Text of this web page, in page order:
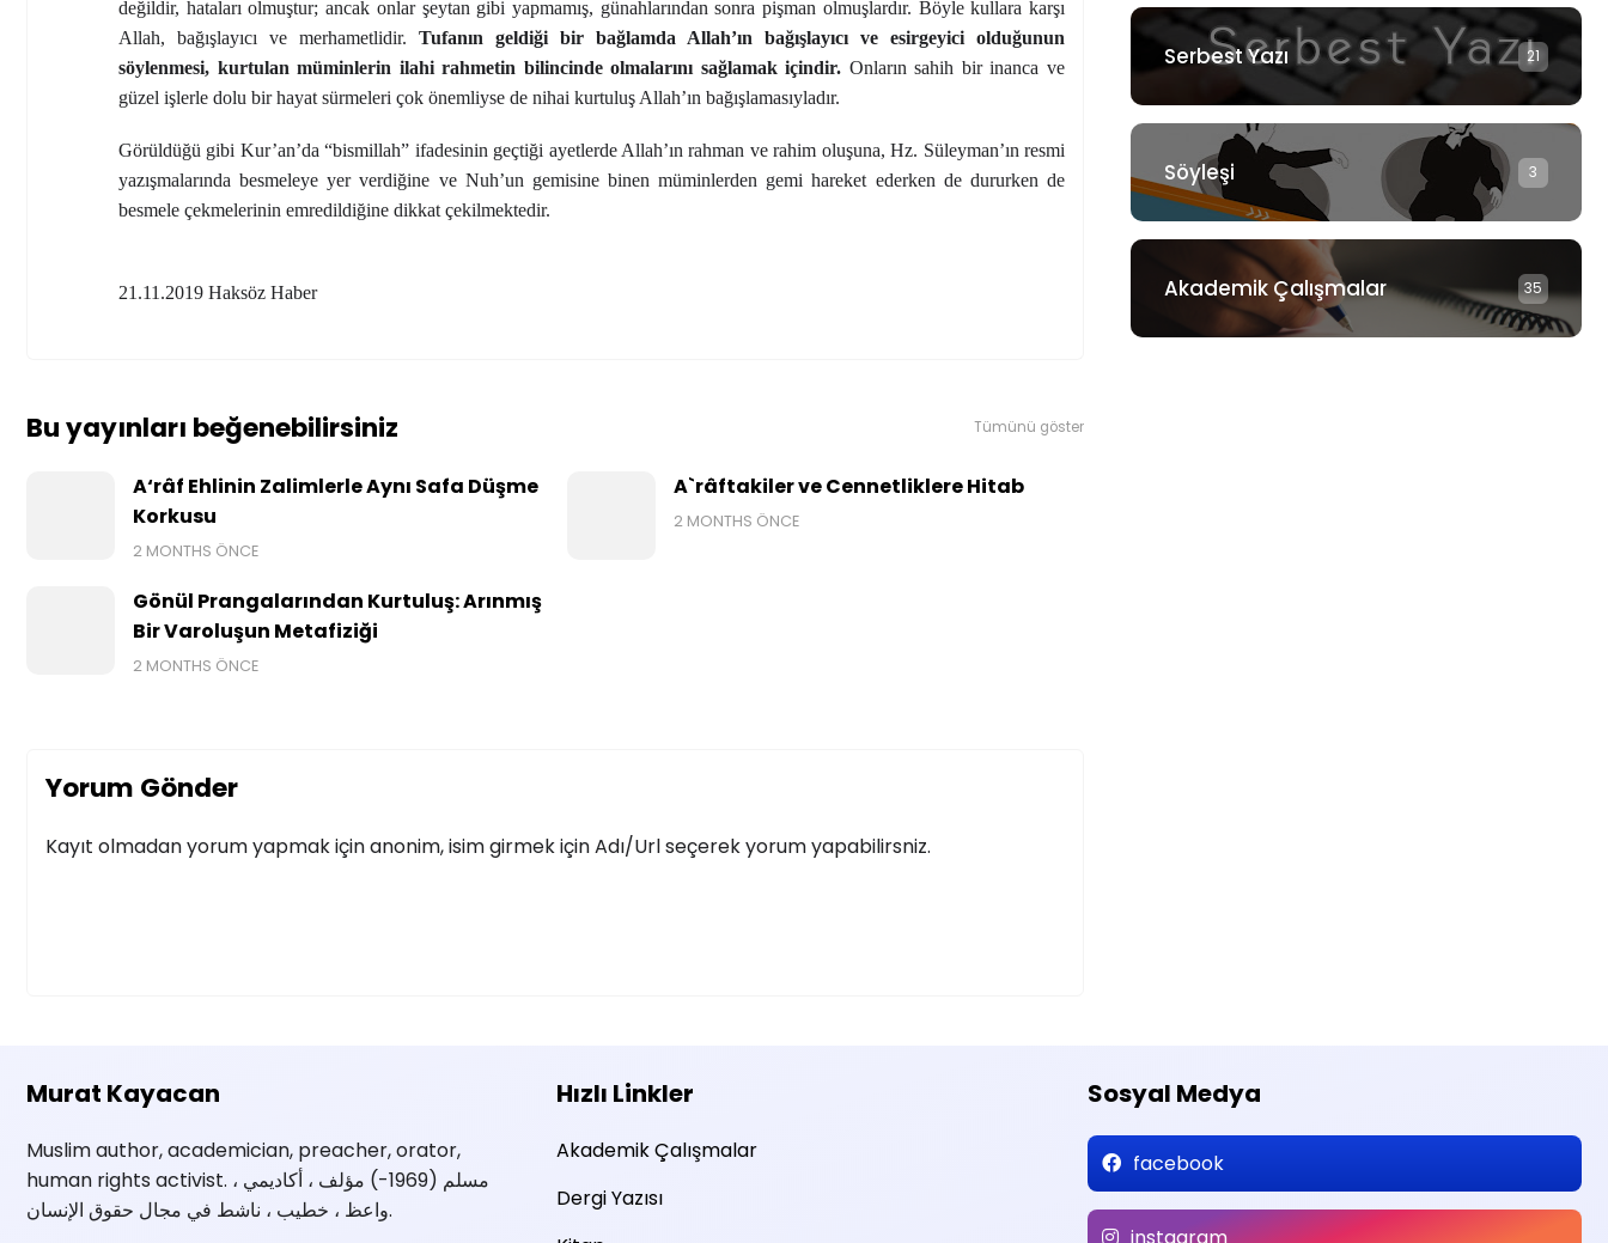
değildir, hataları olmuştur; ancak onlar şeytan gibi yapmamış, günahlarından sonra pişman olmuşlardır. Böyle kullara karşı
Allah, bağışlayıcı ve merhametlidir. Tufanın geldiği bir bağlamda Allah’ın bağışlayıcı ve esirgeyici olduğunun
söylenmesi, kurtulan müminlerin ilahi rahmetin bilincinde olmalarını sağlamak içindir. Onların sahih bir inanca ve
güzel işlerle dolu bir hayat sürmeleri çok önemliyse de nihai kurtuluş Allah’ın bağışlamasıyladır.
Görüldüğü gibi Kur’an’da “bismillah” ifadesinin geçtiği ayetlerde Allah’ın rahman ve rahim oluşuna, Hz. Süleyman’ın resmi
yazışmalarında besmeleye yer verdiğine ve Nuh’un gemisine binen müminlerden gemi hareket ederken de dururken de
besmele çekmelerinin emredildiğine dikkat çekilmektedir.
21.11.2019 Haksöz Haber
Bu yayınları beğenebilirsiniz Tümünü göster
A‘râf Ehlinin Zalimlerle Aynı Safa Düşme
Korkusu
2 MONTHS ÖNCE
A`râftakiler ve Cennetliklere Hitab
2 MONTHS ÖNCE
Gönül Prangalarından Kurtuluş: Arınmış
Bir Varoluşun Metafiziği
2 MONTHS ÖNCE
Yorum Gönder
Kayıt olmadan yorum yapmak için anonim, isim girmek için Adı/Url seçerek yorum yapabilirsniz.
Serbest Yazı 21
Söyleşi 3
Akademik Çalışmalar 35
Murat Kayacan
Muslim author, academician, preacher, orator,
human rights activist. مسلم (1969-) مؤلف ، أكاديمي ،
واعظ ، خطيب ، ناشط في مجال حقوق الإنسان.
Hızlı Linkler
Akademik Çalışmalar
Dergi Yazısı
Sosyal Medya
facebook
instagram